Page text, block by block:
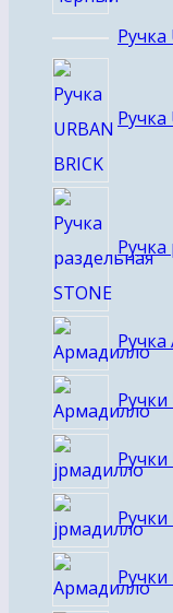
Ручка
Ручка
Ручка
Ручки
Ручки
Ручки
Ручки